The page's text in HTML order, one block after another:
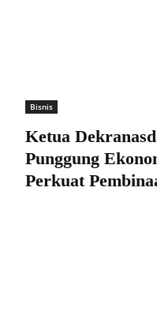
Bisnis
Ketua
Punggung
Perkuat